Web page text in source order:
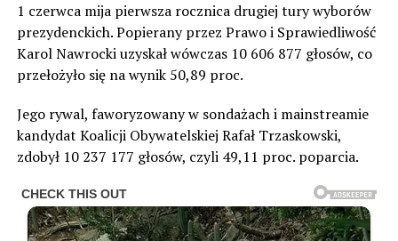
1 czerwca mija pierwsza rocznica drugiej tury wyborów
prezydenckich. Popierany przez Prawo i Sprawiedliwość
Karol Nawrocki uzyskał wówczas 10 606 877 głosów, co
przełożyło się na wynik 50,89 proc.
Jego rywal, faworyzowany w sondażach i mainstreamie
kandydat Koalicji Obywatelskiej Rafał Trzaskowski,
zdobył 10 237 177 głosów, czyli 49,11 proc. poparcia.